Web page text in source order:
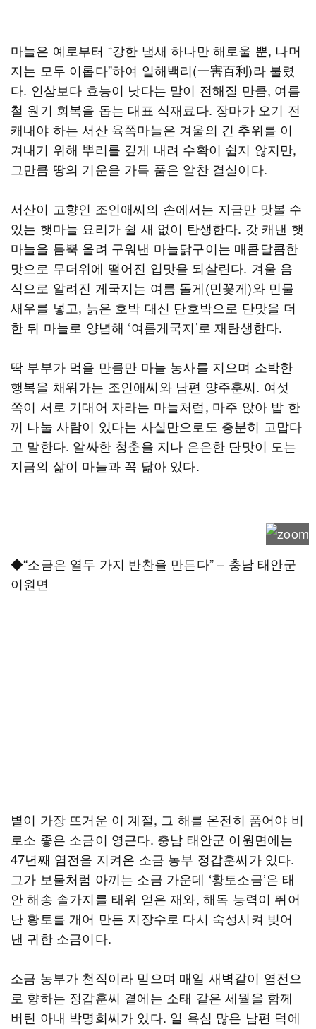
마늘은 예로부터 “강한 냄새 하나만 해로울 뿐, 나머
지는 모두 이롭다”하여 일해백리(一害百利)라 불렸
다. 인삼보다 효능이 낫다는 말이 전해질 만큼, 여름
철 원기 회복을 돕는 대표 식재료다. 장마가 오기 전
캐내야 하는 서산 육쪽마늘은 겨울의 긴 추위를 이
겨내기 위해 뿌리를 깊게 내려 수확이 쉽지 않지만,
그만큼 땅의 기운을 가득 품은 알찬 결실이다.
서산이 고향인 조인애씨의 손에서는 지금만 맛볼 수
있는 햇마늘 요리가 쉴 새 없이 탄생한다. 갓 캐낸 햇
마늘을 듬뿍 올려 구워낸 마늘닭구이는 매콤달콤한
맛으로 무더위에 떨어진 입맛을 되살린다. 겨울 음
식으로 알려진 게국지는 여름 돌게(민꽃게)와 민물
새우를 넣고, 늙은 호박 대신 단호박으로 단맛을 더
한 뒤 마늘로 양념해 ‘여름게국지’로 재탄생한다.
딱 부부가 먹을 만큼만 마늘 농사를 지으며 소박한
행복을 채워가는 조인애씨와 남편 양주훈씨. 여섯
쪽이 서로 기대어 자라는 마늘처럼, 마주 앉아 밥 한
끼 나눌 사람이 있다는 사실만으로도 충분히 고맙다
고 말한다. 알싸한 청춘을 지나 은은한 단맛이 도는
지금의 삶이 마늘과 꼭 닮아 있다.
◆“소금은 열두 가지 반찬을 만든다” – 충남 태안군
이원면
볕이 가장 뜨거운 이 계절, 그 해를 온전히 품어야 비
로소 좋은 소금이 영근다. 충남 태안군 이원면에는
47년째 염전을 지켜온 소금 농부 정갑훈씨가 있다.
그가 보물처럼 아끼는 소금 가운데 ‘황토소금’은 태
안 해송 솔가지를 태워 얻은 재와, 해독 능력이 뛰어
난 황토를 개어 만든 지장수로 다시 숙성시켜 빚어
낸 귀한 소금이다.
소금 농부가 천직이라 믿으며 매일 새벽같이 염전으
로 향하는 정갑훈씨 곁에는 소태 같은 세월을 함께
버틴 아내 박명희씨가 있다. 일 욕심 많은 남편 덕에